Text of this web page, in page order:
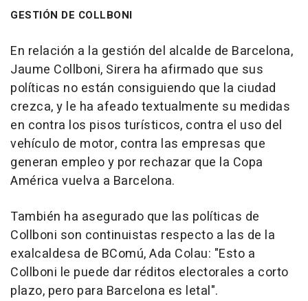
GESTIÓN DE COLLBONI
En relación a la gestión del alcalde de Barcelona,
Jaume Collboni, Sirera ha afirmado que sus
políticas no están consiguiendo que la ciudad
crezca, y le ha afeado textualmente su medidas
en contra los pisos turísticos, contra el uso del
vehículo de motor, contra las empresas que
generan empleo y por rechazar que la Copa
América vuelva a Barcelona.
También ha asegurado que las políticas de
Collboni son continuistas respecto a las de la
exalcaldesa de BComú, Ada Colau: "Esto a
Collboni le puede dar réditos electorales a corto
plazo, pero para Barcelona es letal".